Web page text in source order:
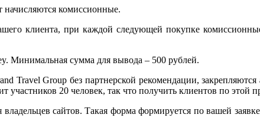
комиссионные.
клиента, при каждой следующей покупке
Минимальная сумма для вывода – 500 рублей.
Group без партнерской рекомендации, закрепляются
20 человек, так что получить клиентов по этой
сайтов. Такая форма формируется по вашей